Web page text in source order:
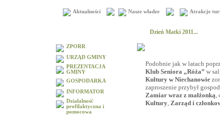
Aktualności Nasze władze Atrakcje
ZPORR
URZĄD GMINY
PREZENTACJA
GMINY
GOSPODARKA
INFORMATOR
Działalność
profilaktyczna i
pomocowa
Dzień Matki 2011...
Podobnie jak w latach
Klub Seniora „Róża” w
Kultury w Niechanowie
zaproszenie przybył
Zamiar wraz z małżonką,
Kultury, Zarząd i